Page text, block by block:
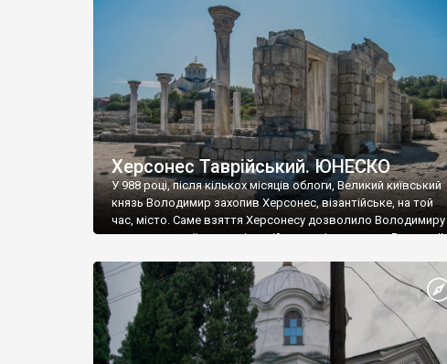
візантійської доби. Раритети викрадені з фондів об’єкту
культурної спадщини ЮНЕСКО «Херсонеса Таврійського».
Офіційно – на виставку «Золото Візантії», але експерти та
влада в Україні вважають це лише […]
Херсонес Таврійський. ЮНЕСКО
У 988 році, після кількох місяців облоги, Великий київський
князь Володимир захопив Херсонес, візантійське, на той
час, місто. Саме взяття Херсонесу дозволило Володимиру
диктувати свої умови візантійському імператору Василю ІІ,
Херсонесі Володимир-язичник, став Василем-
християнином. А потім було Хрещення Русі. На честь
Херсонесу Таврійського названо місто […]